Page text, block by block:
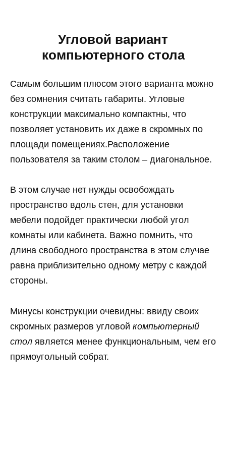
Угловой вариант
компьютерного стола
Самым большим плюсом этого варианта можно
без сомнения считать габариты. Угловые
конструкции максимально компактны, что
позволяет установить их даже в скромных по
площади помещениях.Расположение
пользователя за таким столом – диагональное.
В этом случае нет нужды освобождать
пространство вдоль стен, для установки
мебели подойдет практически любой угол
комнаты или кабинета. Важно помнить, что
длина свободного пространства в этом случае
равна приблизительно одному метру с каждой
стороны.
Минусы конструкции очевидны: ввиду своих
скромных размеров угловой компьютерный
стол является менее функциональным, чем его
прямоугольный собрат.